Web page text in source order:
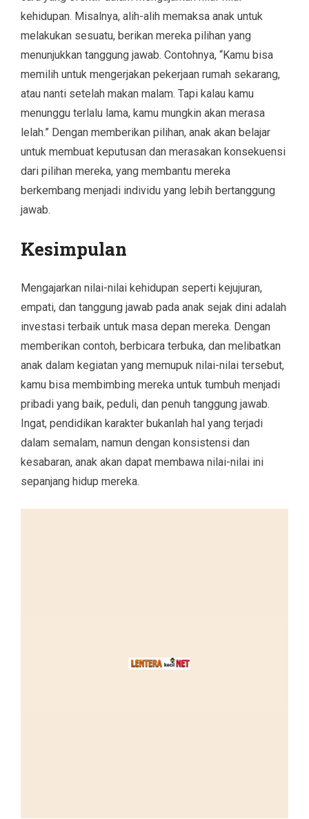
kehidupan. Misalnya, alih-alih memaksa anak untuk
melakukan sesuatu, berikan mereka pilihan yang
menunjukkan tanggung jawab. Contohnya, “Kamu bisa
memilih untuk mengerjakan pekerjaan rumah sekarang,
atau nanti setelah makan malam. Tapi kalau kamu
menunggu terlalu lama, kamu mungkin akan merasa
lelah.” Dengan memberikan pilihan, anak akan belajar
untuk membuat keputusan dan merasakan konsekuensi
dari pilihan mereka, yang membantu mereka
berkembang menjadi individu yang lebih bertanggung
jawab.
Kesimpulan
Mengajarkan nilai-nilai kehidupan seperti kejujuran,
empati, dan tanggung jawab pada anak sejak dini adalah
investasi terbaik untuk masa depan mereka. Dengan
memberikan contoh, berbicara terbuka, dan melibatkan
anak dalam kegiatan yang memupuk nilai-nilai tersebut,
kamu bisa membimbing mereka untuk tumbuh menjadi
pribadi yang baik, peduli, dan penuh tanggung jawab.
Ingat, pendidikan karakter bukanlah hal yang terjadi
dalam semalam, namun dengan konsistensi dan
kesabaran, anak akan dapat membawa nilai-nilai ini
sepanjang hidup mereka.